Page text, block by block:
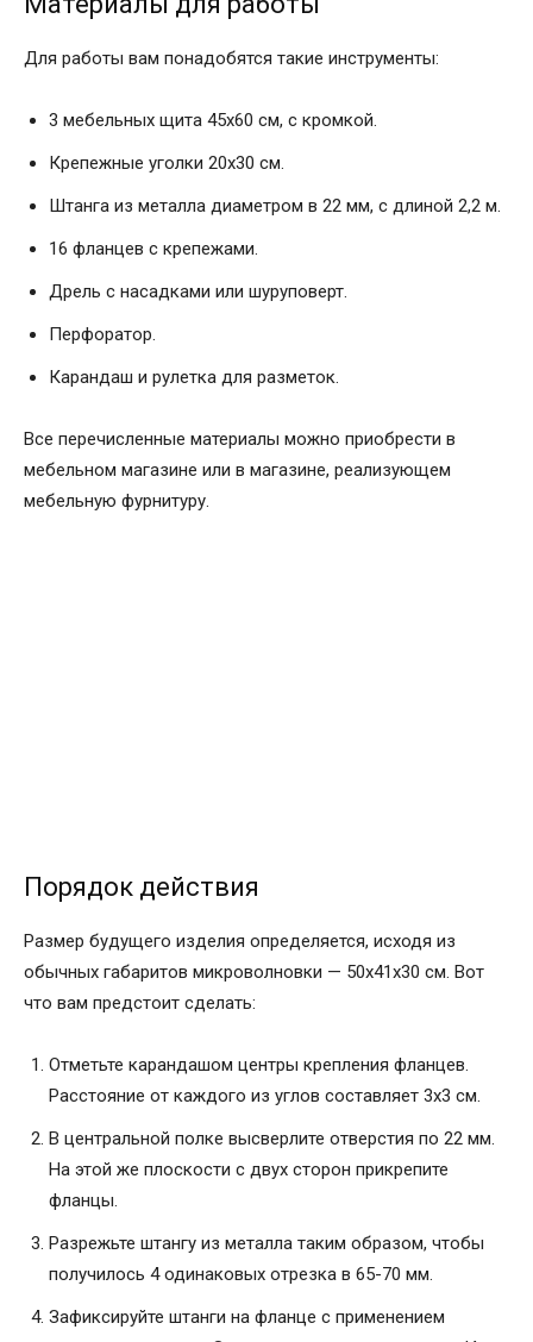
Для работы вам понадобятся такие инструменты:
3 мебельных щита 45х60 см, с кромкой.
Крепежные уголки 20х30 см.
Штанга из металла диаметром в 22 мм, с длиной 2,2 м.
16 фланцев с крепежами.
Дрель с насадками или шуруповерт.
Перфоратор.
Карандаш и рулетка для разметок.
Все перечисленные материалы можно приобрести в
мебельном магазине или в магазине, реализующем
мебельную фурнитуру.
Порядок действия
Размер будущего изделия определяется, исходя из
обычных габаритов микроволновки — 50х41х30 см. Вот
что вам предстоит сделать:
Отметьте карандашом центры крепления фланцев.
Расстояние от каждого из углов составляет 3х3 см.
В центральной полке высверлите отверстия по 22 мм.
На этой же плоскости с двух сторон прикрепите
фланцы.
Разрежьте штангу из металла таким образом, чтобы
получилось 4 одинаковых отрезка в 65-70 мм.
Зафиксируйте штанги на фланце с применением